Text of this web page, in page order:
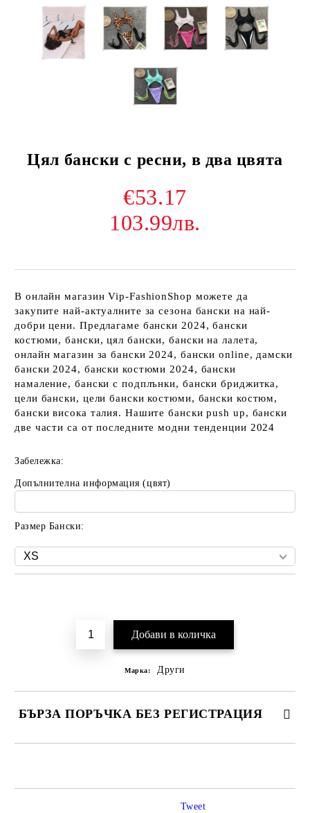
Цял бански с ресни, в два цвята
€53.17
103.99лв.
В онлайн магазин Vip-FashionShop можете да
закупите най-актуалните за сезона бански на най-
добри цени. Предлагаме бански 2024, бански
костюми, бански, цял бански, бански на лалета,
онлайн магазин за бански 2024, бански online, дамски
бански 2024, бански костюми 2024, бански
намаление, бански с подплънки, бански бриджитка,
цели бански, цели бански костюми, бански костюм,
бански висока талия. Нашите бански push up, бански
две части са от последните модни тенденции 2024
Забележка:
Допълнителна информация (цвят)
Размер Бански:
Марка: Други
БЪРЗА ПОРЪЧКА БЕЗ РЕГИСТРАЦИЯ
Tweet